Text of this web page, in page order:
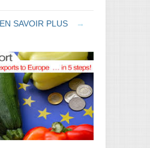
EN SAVOIR PLUS →